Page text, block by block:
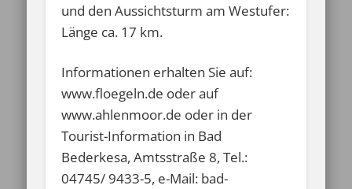
und den Aussichtsturm am Westufer:
Länge ca. 17 km.
Informationen erhalten Sie auf:
www.floegeln.de oder auf
www.ahlenmoor.de oder in der
Tourist-Information in Bad
Bederkesa, Amtsstraße 8, Tel.:
04745/ 9433-5, e-Mail: bad-